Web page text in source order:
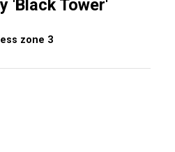
'Black Tower'
zone 3